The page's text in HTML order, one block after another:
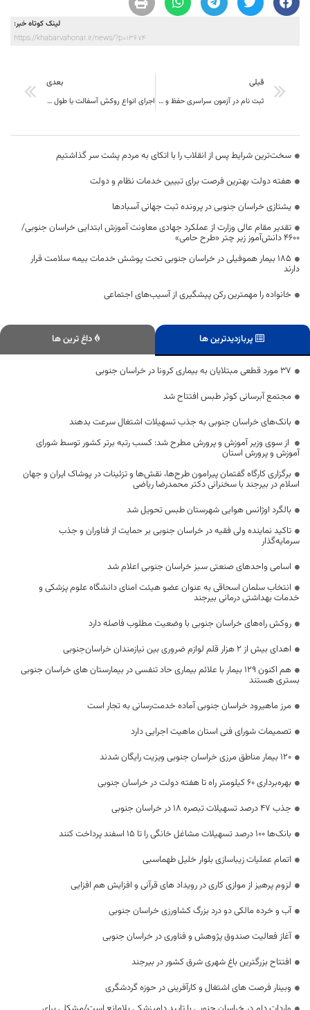
لینک کوتاه خبر:
https://khabarvahonar.ir/news/?p=13674
قبلی
ثبت نام در آزمون سراسری حفظ و مفاهیم قرآن کریم تمدید شد
بعدی
اجرای انواع روکش آسفالت با طول بيش از 337 کیلومتر از راههای استان خراسان جنوبی در 10 ماهه سال جاری
سخت‌ترین شرایط پس از انقلاب را با اتکای به مردم پشت سر گذاشتیم
هفته دولت بهترین فرصت برای تبیین خدمات نظام و دولت
یشتازی خراسان جنوبی در پرونده ثبت جهانی آسبادها
تقدیر مقام عالی وزارت از عملکرد جهادی معاونت آموزش ابتدایی خراسان جنوبی/
۴۶۰۰ دانش‌آموز زیر چتر «طرح حامی»
۱۸۵ بیمار هموفیلی در خراسان جنوبی تحت پوشش خدمات بیمه سلامت قرار
دارند
خانواده را مهمترین رکن پیشگیری از آسیب‌های اجتماعی
پربازدیدترین ها داغ ترین ها
37 مورد قطعی مبتلایان به بیماری کرونا در خراسان جنوبی
مجتمع آبرسانی کوثر طبس افتتاح شد
بانک‌های خراسان جنوبی به جذب تسهیلات اشتغال سرعت بدهند
از سوی وزیر آموزش و پرورش مطرح شد: کسب رتبه برتر کشور توسط شورای
آموزش و پرورش استان
برگزاری کارگاه گفتمان پیرامون طرح‌ها، نقش‌ها و تزئینات در پوشاک ایران و جهان
اسلام در بیرجند با سخنرانی دکتر محمدرضا ریاضی
بالگرد اوژانس هوایی شهرستان طبس تحویل شد
تاکید نماینده ولی فقیه در خراسان جنوبی بر حمایت از فناوران و جذب
سرمایه‌گذار
اسامی واحدهای صنعتی سبز خراسان جنوبی اعلام شد
انتخاب سلمان اسحاقی به عنوان عضو هیئت امنای دانشگاه علوم پزشکی و
خدمات بهداشتی درمانی بیرجند
روکش راه‌های خراسان جنوبی با وضعیت مطلوب فاصله دارد
اهدای بیش از ۲ هزار قلم لوازم ضروری بین نیازمندان خراسان‌جنوبی
هم اکنون 129 بیمار با علائم بیماری حاد تنفسی در بیمارستان های خراسان جنوبی
بستری هستند
مرز ماهیرود خراسان جنوبی آماده خدمت‌رسانی به تجار است
تصمیمات شورای فنی استان ماهیت اجرایی دارد
۱۲۰ بیمار مناطق مرزی خراسان جنوبی ویزیت رایگان شدند
بهره‌برداری ۶۰ کیلومتر راه تا هفته دولت در خراسان جنوبی
جذب ۴۷ درصد تسهیلات تبصره ۱۸ در خراسان جنوبی
بانک‌ها ۱۰۰ درصد تسهیلات مشاغل خانگی را تا ۱۵ اسفند پرداخت کنند
اتمام عملیات زیباسازی بلوار خلیل طهماسبی
لزوم پرهیز از موازی کاری در رویداد های قرآنی و افزایش هم افزایی
آب و خرده مالکی دو درد بزرگ کشاورزی خراسان جنوبی
آغاز فعالیت صندوق پژوهش و فناوری در خراسان جنوبی
افتتاح بزرگترین باغ شهری شرق کشور در بیرجند
وبینار فرصت های اشتغال و کارآفرینی در حوزه گردشگری